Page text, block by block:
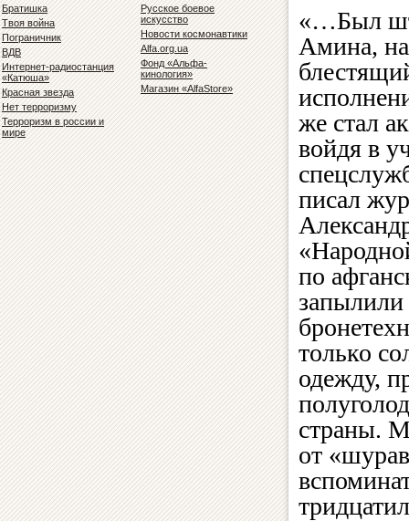
Братишка
Твоя война
Пограничник
ВДВ
Интернет-радиостанция
«Катюша»
Красная звезда
Нет терроризму
Терроризм в россии и
мире
Русское боевое
искусство
Новости космонавтики
Alfa.org.ua
Фонд «Альфа-
кинология»
Магазин «AlfaStore»
«…Был
Амина,
же стал
войдя в
писал
по
запылили
только
одежду,
страны.
от